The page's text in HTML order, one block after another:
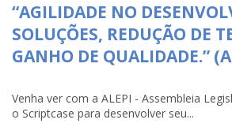
“AGILIDADE NO
SOLUÇÕES, REDUÇÃO DE
GANHO DE QUALIDADE.”
Venha ver com a ALEPI - Assembleia
o Scriptcase para desenvolver seu...